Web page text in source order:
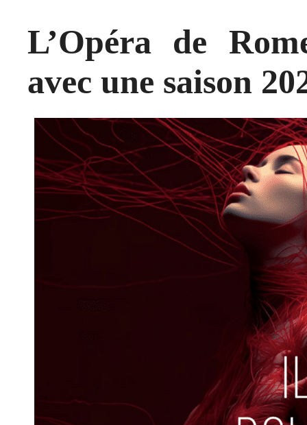
L’Opéra de
avec une saison